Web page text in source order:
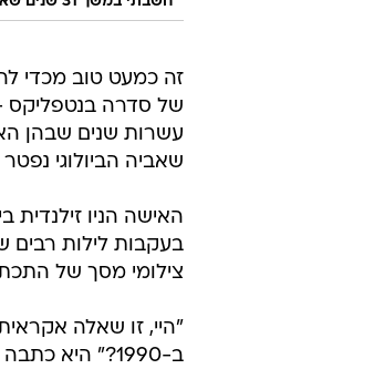
זה כמעט טוב מכדי
של סדרה
עשרות שנים שבהן
שאביה הביולוגי
האישה הניו
בעקבות לילות רבים
צילומי מסך של
"היי, זו שאלה
ב-1990?" היא